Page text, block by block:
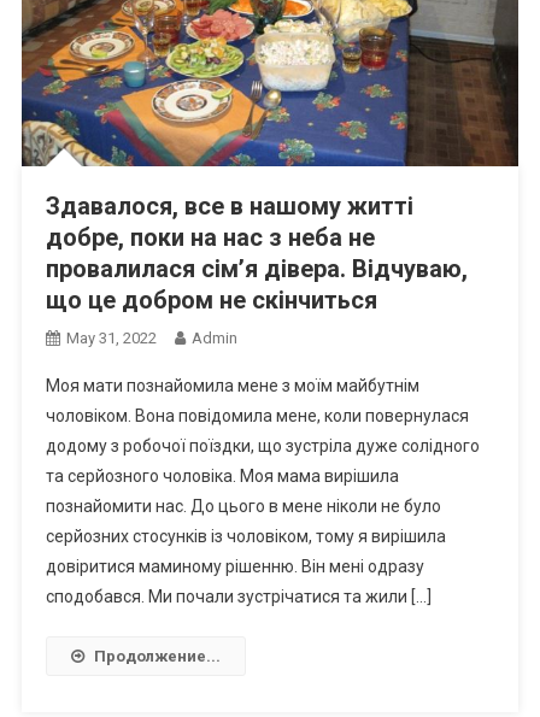
Здавалося, все в нашому житті
добре, поки на нас з неба не
провалилася сім’я дівера. Відчуваю,
що це добром не скінчиться
May 31, 2022 Admin
Моя мати познайомила мене з моїм майбутнім
чоловіком. Вона повідомила мене, коли повернулася
додому з робочої поїздки, що зустріла дуже солідного
та серйозного чоловіка. Моя мама вирішила
познайомити нас. До цього в мене ніколи не було
серйозних стосунків із чоловіком, тому я вирішила
довіритися маминому рішенню. Він мені одразу
сподобався. Ми почали зустрічатися та жили […]
Продолжение...